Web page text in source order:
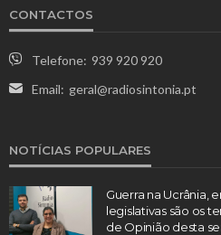
CONTACTOS
Telefone: 939 920 920
Email: geral@radiosintonia.pt
NOTÍCIAS POPULARES
Guerra na Ucrânia,
legislativas são os
de Opinião desta